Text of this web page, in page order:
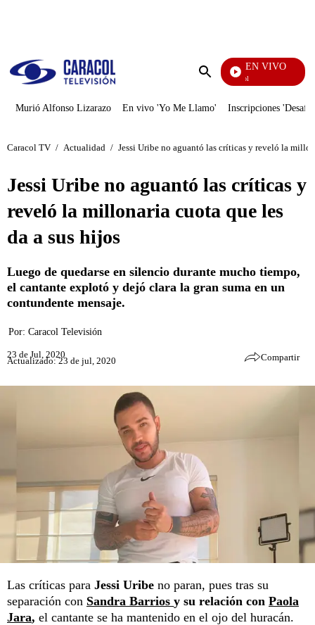
Enviar
EN VIVO
Noticias Caracol
Murió Alfonso Lizarazo En vivo 'Yo Me Llamo' Inscripciones
Caracol TV / Actualidad / Jessi Uribe no aguantó las críticas y reveló la
Jessi Uribe no aguantó las críticas y
reveló la millonaria cuota que les
da a sus hijos
Luego de quedarse en silencio durante mucho tiempo,
el cantante explotó y dejó clara la gran suma en un
contundente mensaje.
Por: Caracol Televisión
23 de Jul, 2020
Actualizado: 23 de jul, 2020 Compartir
Las críticas para Jessi Uribe no paran, pues tras su
separación con Sandra Barrios y su relación con Paola
Jara, el cantante se ha mantenido en el ojo del huracán.